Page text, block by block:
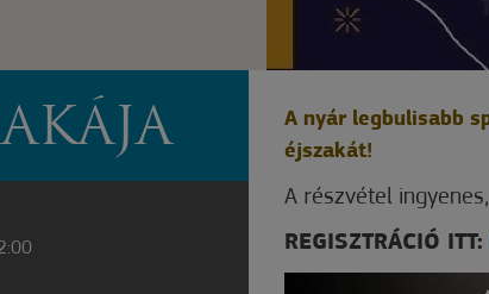
A nyár legbulisabb
éjszakát!
A részvétel
REGISZTRÁCIÓ ITT: